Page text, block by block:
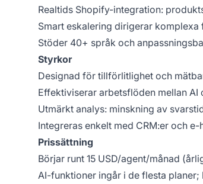
Realtids Shopify-integration:
Smart eskalering dirigerar
Stöder 40+ språk och
Styrkor
Designad för tillförlitlighet och
Effektiviserar arbetsflöden mellan AI
Utmärkt analys: minskning av
Integreras enkelt med CRM:er och
Prissättning
Börjar runt 15 USD/agent/månad
AI-funktioner ingår i de flesta